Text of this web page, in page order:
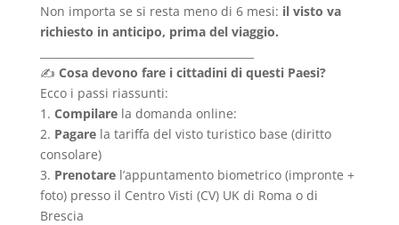
Non importa se si resta meno di 6 mesi: il visto va
richiesto in anticipo, prima del viaggio.
✍️ Cosa devono fare i cittadini di questi Paesi?
Ecco i passi riassunti:
1. Compilarela domanda online:
2. Pagarela tariffa del visto turistico base (diritto
consolare)
3. Prenotarel’appuntamento biometrico (impronte +
foto) presso il Centro Visti (CV) UK di Roma o di
Brescia